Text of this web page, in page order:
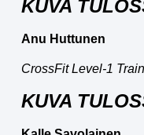
KUVA
Anu Huttunen
CrossFit Level-1
KUVA